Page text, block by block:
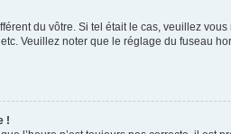
du vôtre. Si tel était le cas, veuillez
Veuillez noter que le réglage du fuseau
!